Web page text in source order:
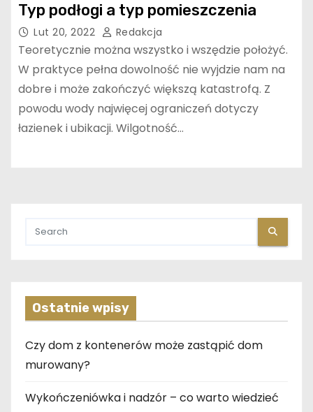
Typ podłogi a typ pomieszczenia
Lut 20, 2022 Redakcja
Teoretycznie można wszystko i wszędzie położyć.
W praktyce pełna dowolność nie wyjdzie nam na
dobre i może zakończyć większą katastrofą. Z
powodu wody najwięcej ograniczeń dotyczy
łazienek i ubikacji. Wilgotność…
Ostatnie wpisy
Czy dom z kontenerów może zastąpić dom
murowany?
Wykończeniówka i nadzór – co warto wiedzieć